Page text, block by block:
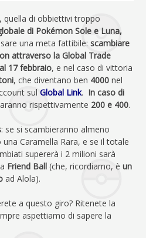
quella di obbiettivi troppo
di Pokémon Sole e Luna,
una meta fattibile: scambiare
attraverso la Global Trade
17 febbraio, e nel caso di vittoria
, che diventano ben 4000 nel
sul Global Link. In caso di
rispettivamente 200 e 400.
: se si scambieranno almeno
Caramella Rara, e se il totale
supererà i 2 milioni sarà
Friend Ball (che, ricordiamo, è un
ad Alola).
a questo giro? Ritenete la
aspettiamo di sapere la